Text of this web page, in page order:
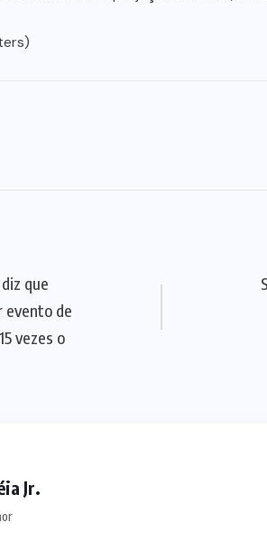
que
evento de
vezes o
Jr.